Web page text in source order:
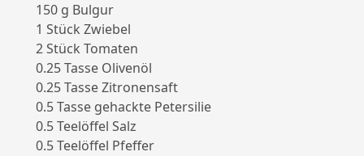
150 g Bulgur
1 Stück Zwiebel
2 Stück Tomaten
0.25 Tasse Olivenöl
0.25 Tasse Zitronensaft
0.5 Tasse gehackte Petersilie
0.5 Teelöffel Salz
0.5 Teelöffel Pfeffer